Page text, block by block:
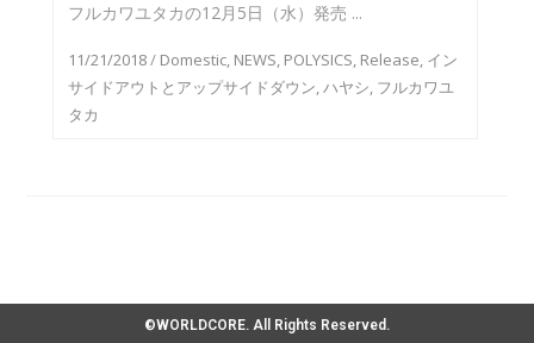
フルカワユタカの12月5日（水）発売 ...
11/21/2018/ Domestic, NEWS, POLYSICS, Release, イン
サイドアウトとアップサイドダウン,ハヤシ, フルカワユ
タカ
©WORLDCORE. All Rights Reserved.